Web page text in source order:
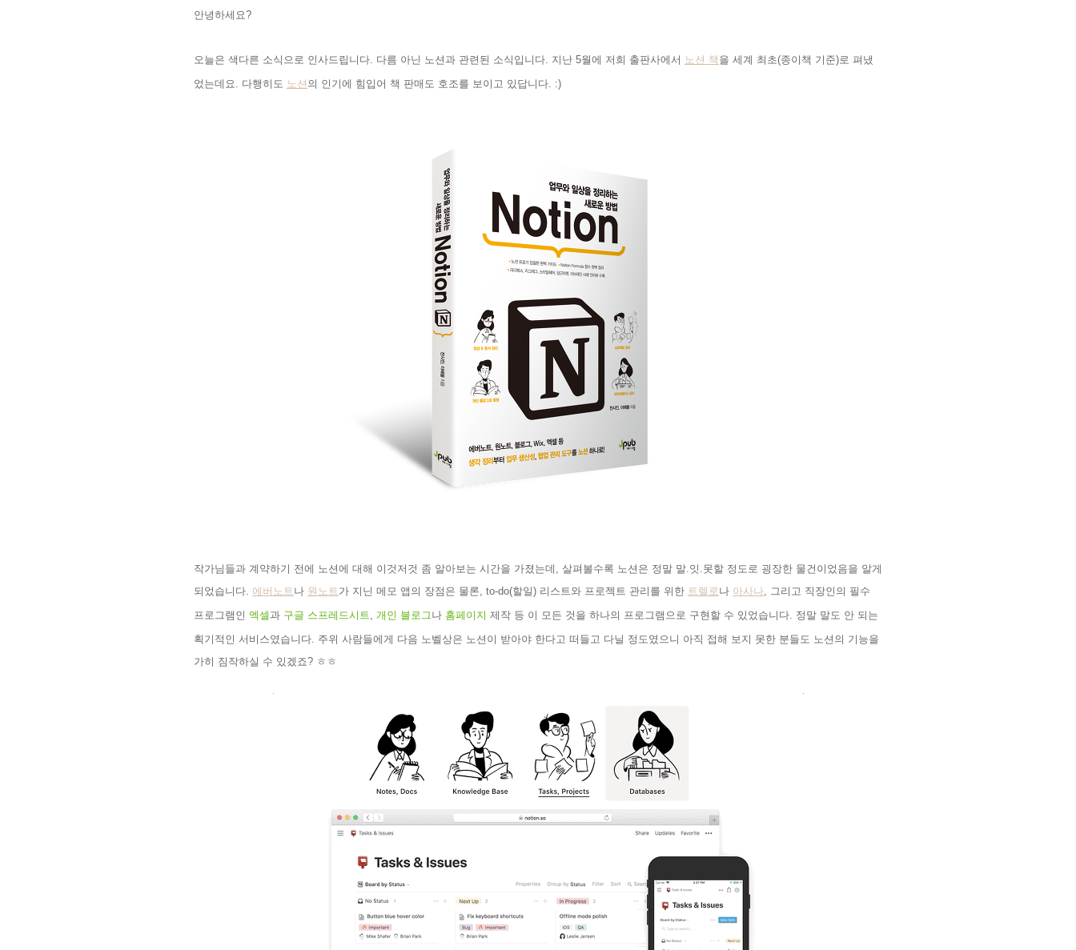
안녕하세요?
오늘은 색다른 소식으로 인사드립니다. 다름 아닌 노션과 관련된 소식입니다. 지난 5월에 저희 출판사에서 노션 책 을 세계 최초(종이책 기준)로 펴냈
었는데요. 다행히도 노션 의 인기에 힘입어 책 판매도 호조를 보이고 있답니다. :)
작가님들과 계약하기 전에 노션에 대해 이것저것 좀 알아보는 시간을 가졌는데 , 살펴볼수록 노션은 정말 말.잇 .못할 정도로 굉장한 물건이었음을 알게
되었습니다. 에버노트나 원노트가 지닌 메모 앱의 장점은 물론, to-do(할일) 리스트와 프로젝트 관리를 위한 트렐로나 아사나, 그리고 직장인의 필수
프로그램인 엑셀과 구글 스프레드시트, 개인 블로그나 홈페이지 제 작 등 이 모든 것을 하나의 프로그램으로 구현할 수 있었습니다. 정말 말도 안 되는
획기적인 서비스였습니다. 주위 사람들에게 다음 노벨상은 노션이 받아야 한다고 떠들고 다닐 정도였으니 아직 접해 보지 못한 분들도 노션의 기능을
가히 짐작하실 수 있겠죠? ㅎㅎ